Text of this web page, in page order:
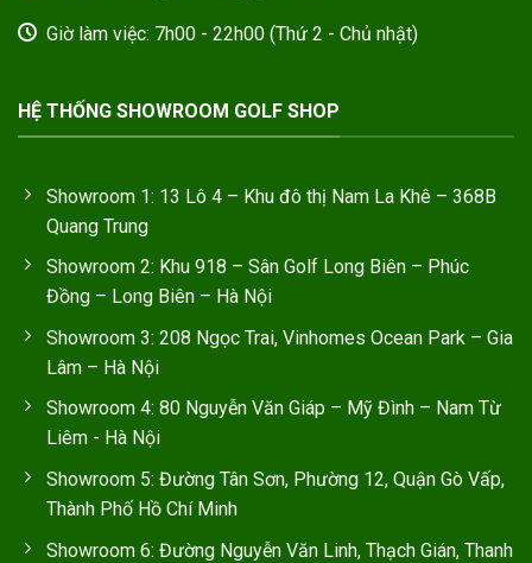
Giờ làm việc: 7h00 - 22h00 (Thứ 2 - Chủ nhật)
HỆ THỐNG SHOWROOM GOLF SHOP
Showroom 1: 13 Lô 4 – Khu đô thị Nam La Khê – 368B
Quang Trung
Showroom 2: Khu 918 – Sân Golf Long Biên – Phúc
Đồng – Long Biên – Hà Nội
Showroom 3: 208 Ngọc Trai, Vinhomes Ocean Park – Gia
Lâm – Hà Nội
Showroom 4: 80 Nguyễn Văn Giáp – Mỹ Đình – Nam Từ
Liêm - Hà Nội
Showroom 5: Đường Tân Sơn, Phường 12, Quận Gò Vấp,
Thành Phố Hồ Chí Minh
Showroom 6: Đường Nguyễn Văn Linh, Thạch Gián, Thanh